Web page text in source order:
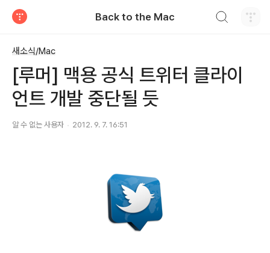
Back to the Mac
새소식/Mac
[루머] 맥용 공식 트위터 클라이
언트 개발 중단될 듯
알 수 없는 사용자 2012. 9. 7. 16:51